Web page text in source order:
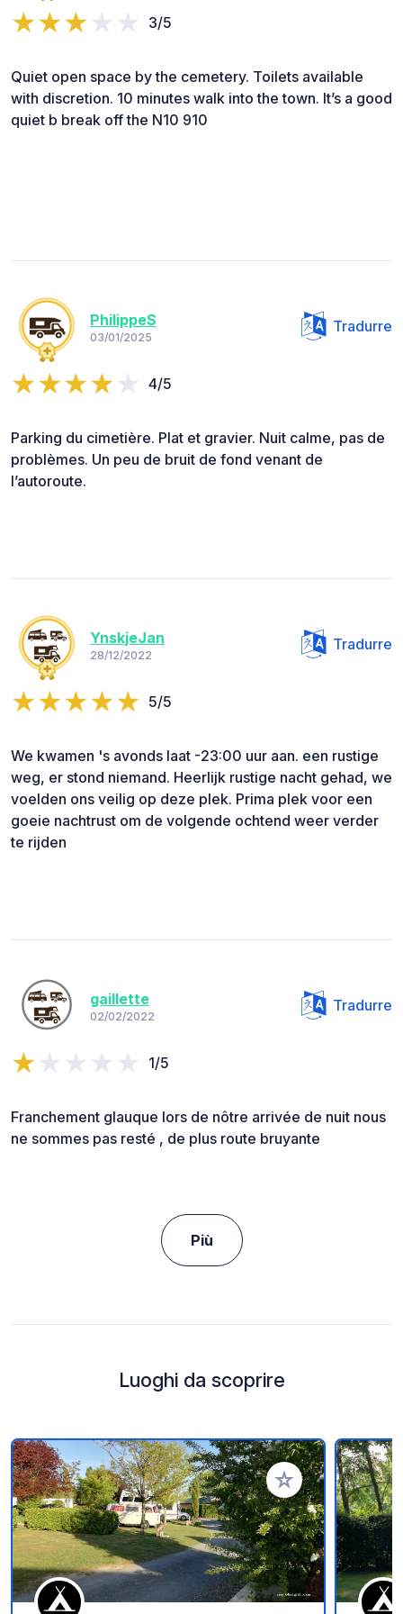
3/5
Quiet open space by the cemetery. Toilets available
with discretion. 10 minutes walk into the town. It’s a good
quiet b break off the N10 910
PhilippeS
03/01/2025
Tradurre
4/5
Parking du cimetière. Plat et gravier. Nuit calme, pas de
problèmes. Un peu de bruit de fond venant de
l’autoroute.
YnskjeJan
28/12/2022
Tradurre
5/5
We kwamen 's avonds laat -23:00 uur aan. een rustige
weg, er stond niemand. Heerlijk rustige nacht gehad, we
voelden ons veilig op deze plek. Prima plek voor een
goeie nachtrust om de volgende ochtend weer verder
te rijden
gaillette
02/02/2022
Tradurre
1/5
Franchement glauque lors de nôtre arrivée de nuit nous
ne sommes pas resté , de plus route bruyante
Più
Luoghi da scoprire
Aggiungi ai tuoi